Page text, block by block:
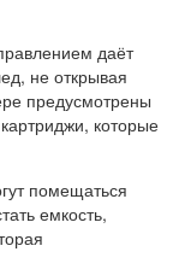
даёт
не открывая
предусмотрены
которые
помещаться
емкость,